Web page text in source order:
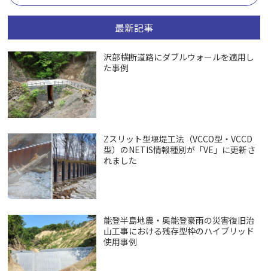
最新記事
沢部横断道路にダブルウォールを適用し
た事例
Zスリット型堰堤工法（VCCO型・VCCD
型）のNETIS情報種別が「VE」に更新さ
れました
能登半島地震・奥能登豪雨の災害復旧治
山工事における残存型枠のハイブリッド
使用事例